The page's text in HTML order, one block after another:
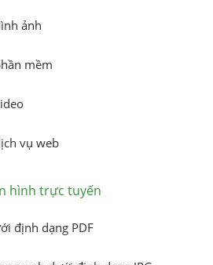
ảnh
mềm
vụ web
hình trực tuyến
định dạng PDF